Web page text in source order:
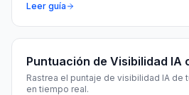
Leer guía
Puntuación de Visibilidad IA
Rastrea el puntaje de visibilidad IA de
en tiempo real.